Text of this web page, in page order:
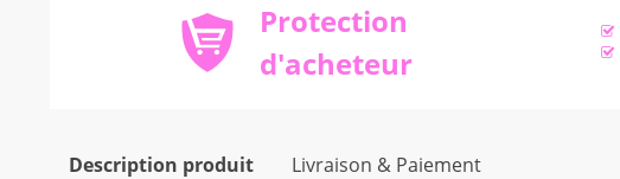
Protection
d'acheteur
Description produit Livraison & Paiement